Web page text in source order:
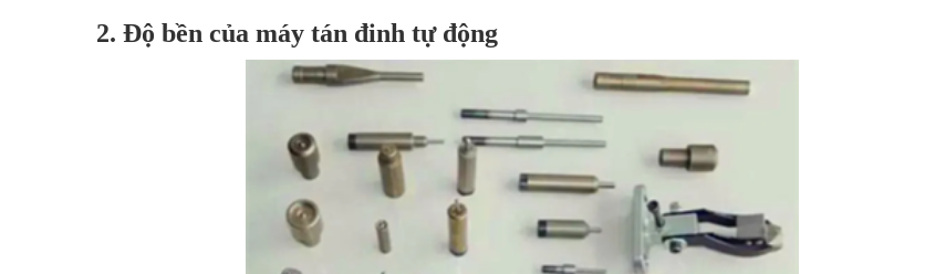
2. Độ bền của máy tán đinh tự động